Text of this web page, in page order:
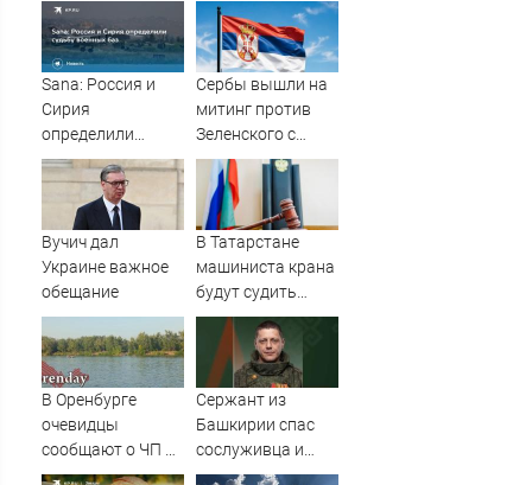
Sana: Россия и
Сирия
определили
судьбу военных
баз
Сербы вышли на
митинг против
Зеленского с
портретами
Путина
Вучич дал
Украине важное
обещание
В Татарстане
машиниста крана
будут судить
после падения
рабочего с 10-
метровой высоты
09/08/2026 –
Новости
В Оренбурге
очевидцы
сообщают о ЧП на
озере Старица
Сержант из
Башкирии спас
сослуживца и
получил ранение